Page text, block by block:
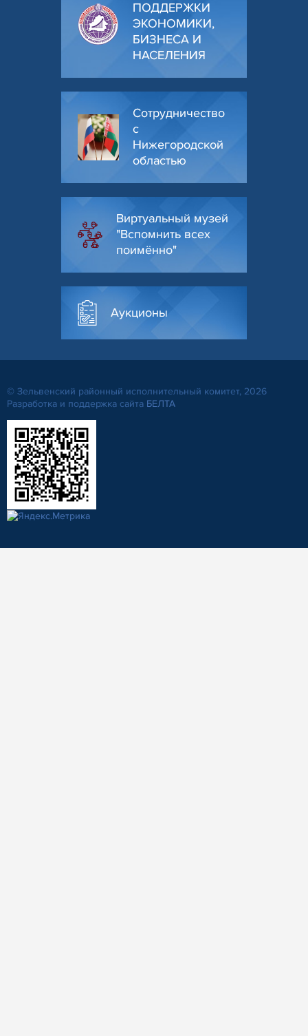
ПОДДЕРЖКИ
ЭКОНОМИКИ,
БИЗНЕСА И
НАСЕЛЕНИЯ
Сотрудничество
с
Нижегородской
областью
Виртуальный музей
"Вспомнить всех
поимённо"
Аукционы
© Зельвенский районный исполнительный комитет, 2026
Разработка и поддержка сайта БЕЛТА